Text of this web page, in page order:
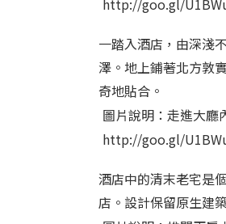
http://goo.gl/
一踏入酒店，由深淺
澤。地上鋪著北方敦
奇地貼合。
圖片說明：走進大廳
http://goo.gl/
酒店中的清末老宅是
店。設計保留原生建